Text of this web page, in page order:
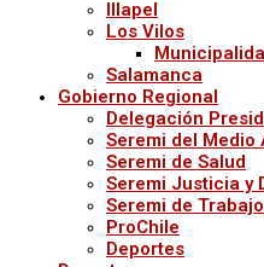
Illapel
Los Vilos
Salamanca
Gobierno Regional
Delegación
Seremi del Medio
Seremi de Salud
Seremi Justicia y
Seremi de
ProChile
Deportes